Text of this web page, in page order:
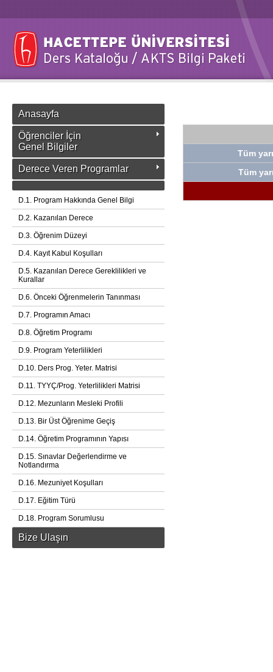
Anasayfa
Öğrenciler İçin
Genel Bilgiler
Derece Veren Programlar
D.1. Program Hakkında Genel Bilgi
D.2. Kazanılan Derece
D.3. Öğrenim Düzeyi
D.4. Kayıt Kabul Koşulları
D.5. Kazanılan Derece Gereklilikleri ve
Kurallar
D.6. Önceki Öğrenmelerin Tanınması
D.7. Programın Amacı
D.8. Öğretim Programı
D.9. Program Yeterlilikleri
D.10. Ders Prog. Yeter. Matrisi
D.11. TYYÇ/Prog. Yeterlilikleri Matrisi
D.12. Mezunların Mesleki Profili
D.13. Bir Üst Öğrenime Geçiş
D.14. Öğretim Programının Yapısı
D.15. Sınavlar Değerlendirme ve
Notlandırma
D.16. Mezuniyet Koşulları
D.17. Eğitim Türü
D.18. Program Sorumlusu
Bize Ulaşın
Tüm
Tüm